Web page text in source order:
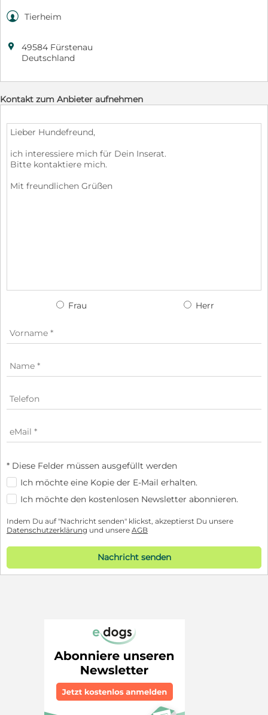
 Tierheim

49584 Fürstenau
Deutschland
Kontakt zum Anbieter aufnehmen
Frau Herr
* Diese Felder müssen ausgefüllt werden
Ich möchte eine Kopie der E-Mail erhalten.
Ich möchte den kostenlosen Newsletter abonnieren.
Indem Du auf "Nachricht senden" klickst, akzeptierst Du unsere
Datenschutzerklärung und unsere AGB
Nachricht senden